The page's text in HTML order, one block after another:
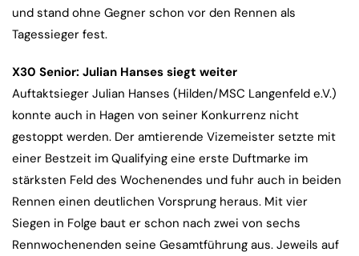
und stand ohne Gegner schon vor den Rennen als
Tagessieger fest.
X30 Senior: Julian Hanses siegt weiter
Auftaktsieger Julian Hanses (Hilden/MSC Langenfeld e.V.)
konnte auch in Hagen von seiner Konkurrenz nicht
gestoppt werden. Der amtierende Vizemeister setzte mit
einer Bestzeit im Qualifying eine erste Duftmarke im
stärksten Feld des Wochenendes und fuhr auch in beiden
Rennen einen deutlichen Vorsprung heraus. Mit vier
Siegen in Folge baut er schon nach zwei von sechs
Rennwochenenden seine Gesamtführung aus. Jeweils auf